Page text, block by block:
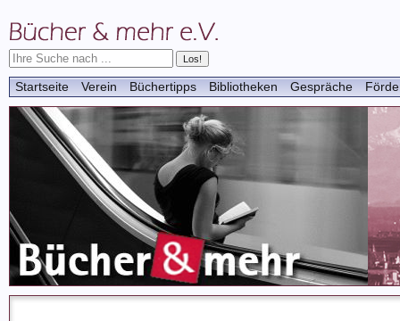
Startseite Verein Büchertipps Bibliotheken Gespräche